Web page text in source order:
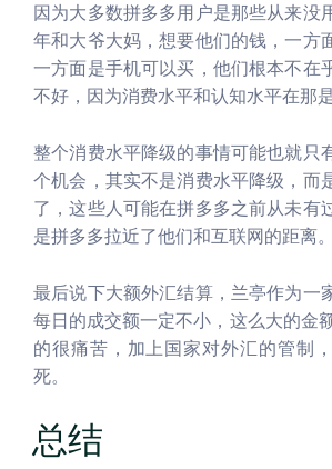
因为大多数拼多多用户是那些从来没
年和大爷大妈，想要他们的钱，一方
一方面是手机可以买，他们根本不在
不好，因为消费水平和认知水平在那是
整个消费水平降级的事情可能也就只
个机会，其实不是消费水平降级，而
了，这些人可能在拼多多之前从未有
是拼多多拉近了他们和互联网的距离。
最后说下大额外汇结算，兰亭作为一
每日的成交额一定不小，这么大的金
的很痛苦，加上国家对外汇的管制
死。
总结